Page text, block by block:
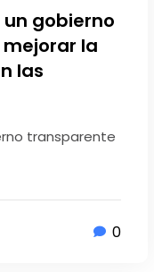
gobierno
la
las
transparente
0